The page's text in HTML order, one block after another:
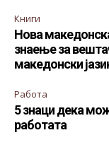
Книги
Нова
знаење за
македонски
Работа
5 знаци дека
работата